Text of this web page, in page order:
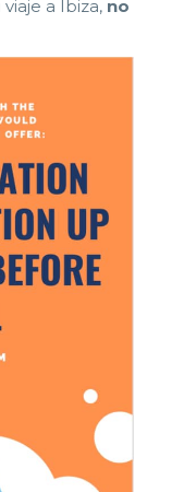
a Ibiza, no